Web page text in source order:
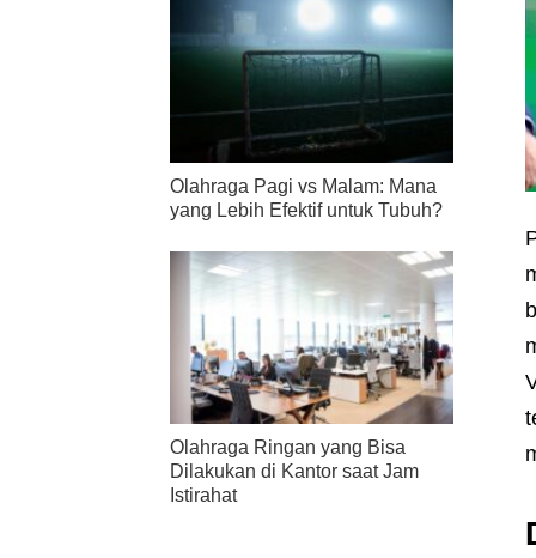
Olahraga Pagi vs Malam: Mana
yang Lebih Efektif untuk Tubuh?
Olahraga Ringan yang Bisa
Dilakukan di Kantor saat Jam
Istirahat